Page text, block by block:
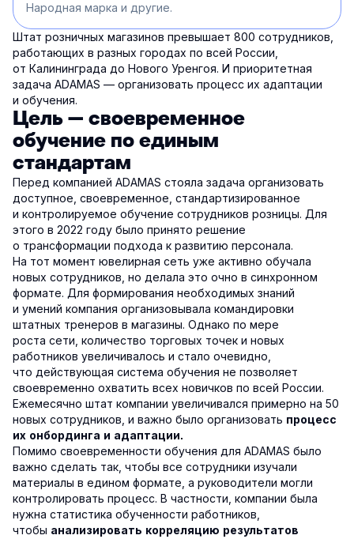
Народная марка и другие.
Штат розничных магазинов превышает 800 сотрудников,
работающих в разных городах по всей России,
от Калининграда до Нового Уренгоя. И приоритетная
задача ADAMAS — организовать процесс их адаптации
и обучения.
Цель — своевременное
обучение по единым
стандартам
Перед компанией ADAMAS стояла задача организовать
доступное, своевременное, стандартизированное
и контролируемое обучение сотрудников розницы. Для
этого в 2022 году было принято решение
о трансформации подхода к развитию персонала.
На тот момент ювелирная сеть уже активно обучала
новых сотрудников, но делала это очно в синхронном
формате. Для формирования необходимых знаний
и умений компания организовывала командировки
штатных тренеров в магазины. Однако по мере
роста сети, количество торговых точек и новых
работников увеличивалось и стало очевидно,
что действующая система обучения не позволяет
своевременно охватить всех новичков по всей России.
Ежемесячно штат компании увеличивался примерно на 50
новых сотрудников, и важно было организовать процесс
их онбординга и адаптации.
Помимо своевременности обучения для ADAMAS было
важно сделать так, чтобы все сотрудники изучали
материалы в едином формате, а руководители могли
контролировать процесс. В частности, компании была
нужна статистика обученности работников,
чтобы анализировать корреляцию результатов